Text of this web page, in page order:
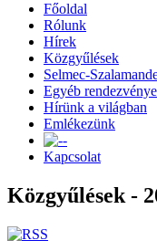
Főoldal
Rólunk
Hírek
Közgyűlések
Selmec-
Egyéb
Hírünk a világban
Emlékezünk
-
Kapcsolat
Közgyűlések -